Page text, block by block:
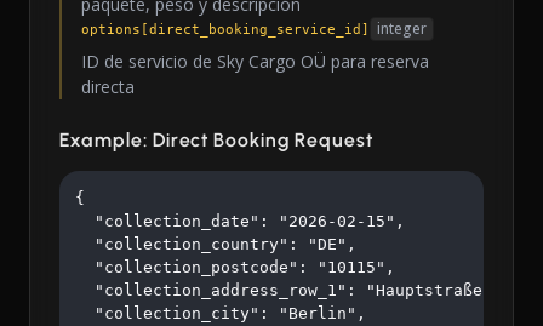
paquete, peso y descripción
options[direct_booking_service_id] integer
ID de servicio de Sky Cargo OÜ para reserva
directa
Example: Direct Booking Request
{
  "collection_date": "2026-02-15",
  "collection_country": "DE",
  "collection_postcode": "10115",
  "collection_address_row_1": "Hauptstraße 123",
  "collection_city": "Berlin",